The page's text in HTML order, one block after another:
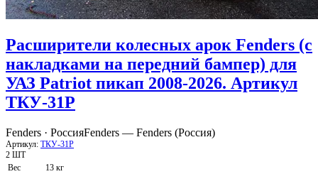
Расширители колесных арок Fenders (с
накладками на передний бампер) для
УАЗ Patriot пикап 2008-2026. Артикул
ТКУ-31Р
Fenders · РоссияFenders — Fenders (Россия)
Артикул: ТКУ-31Р
2 ШТ
Вес
13 кг